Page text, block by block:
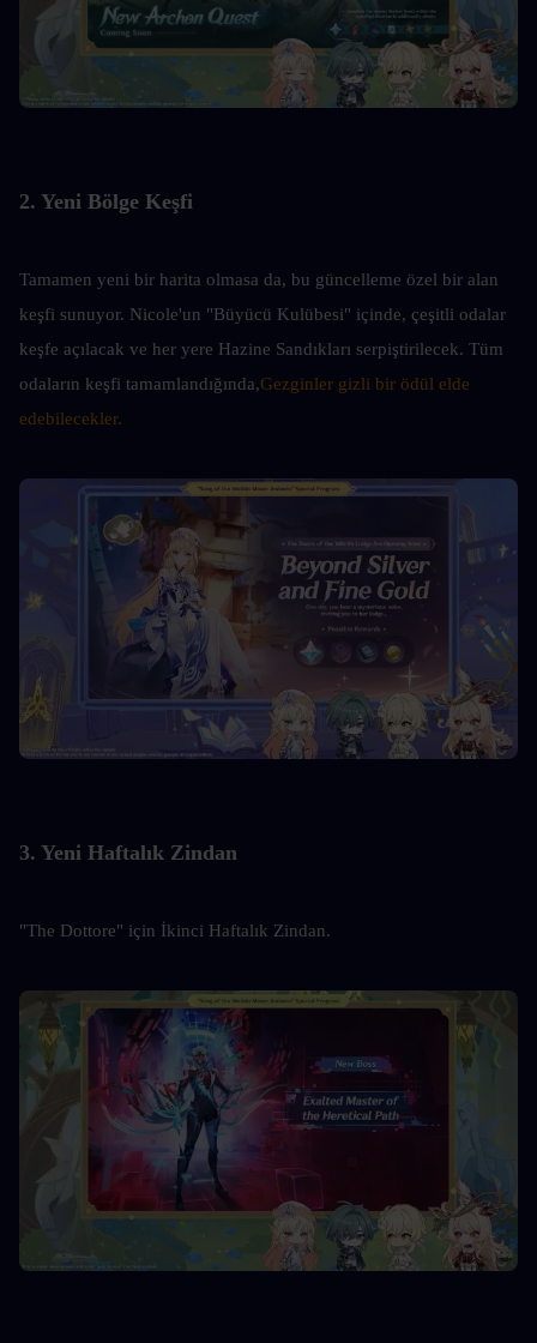
2. Yeni Bölge Keşfi
Tamamen yeni bir harita olmasa da, bu güncelleme özel bir alan
keşfi sunuyor. Nicole'un "Büyücü Kulübesi" içinde, çeşitli odalar
keşfe açılacak ve her yere Hazine Sandıkları serpiştirilecek. Tüm
odaların keşfi tamamlandığında,Gezginler gizli bir ödül elde
edebilecekler.
3. Yeni Haftalık Zindan
"The Dottore" için İkinci Haftalık Zindan.